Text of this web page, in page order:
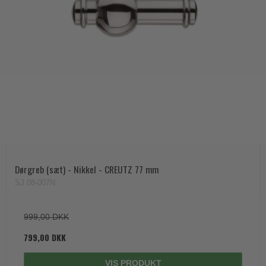
Dørgreb (sæt) - Nikkel - CREUTZ 77 mm
999,00 DKK
799,00 DKK
VIS PRODUKT